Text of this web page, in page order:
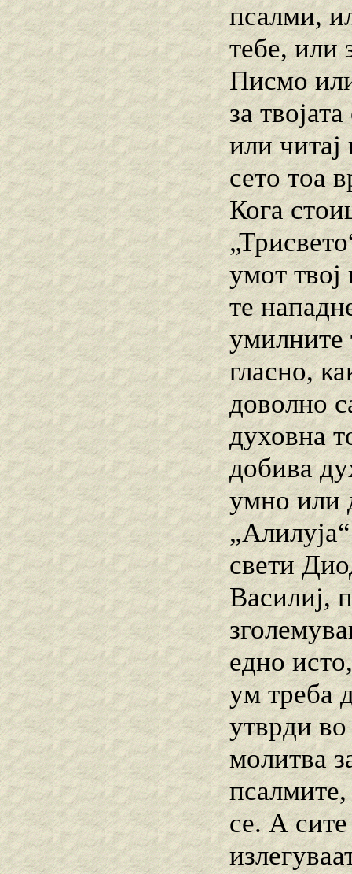
псалми,
тебе, или
Писмо
за
или
сето тоа
Кога
умот
те
умилните
гласно,
доволно
духовна
добива
умно или
свети
Василиј,
едно
ум треба
утврди
молитва
се. А